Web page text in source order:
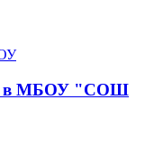
в МБОУ "СОШ